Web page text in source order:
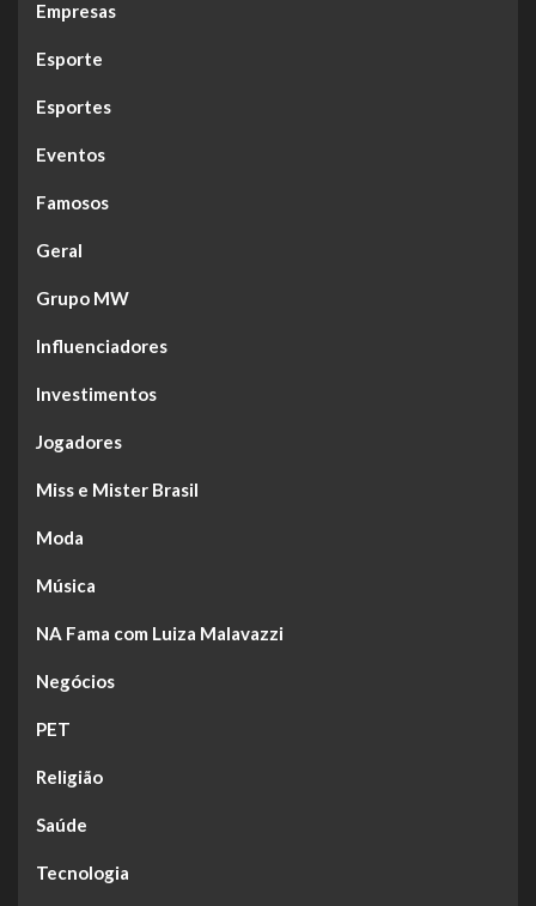
Empresas
Esporte
Esportes
Eventos
Famosos
Geral
Grupo MW
Influenciadores
Investimentos
Jogadores
Miss e Mister Brasil
Moda
Música
NA Fama com Luiza Malavazzi
Negócios
PET
Religião
Saúde
Tecnologia